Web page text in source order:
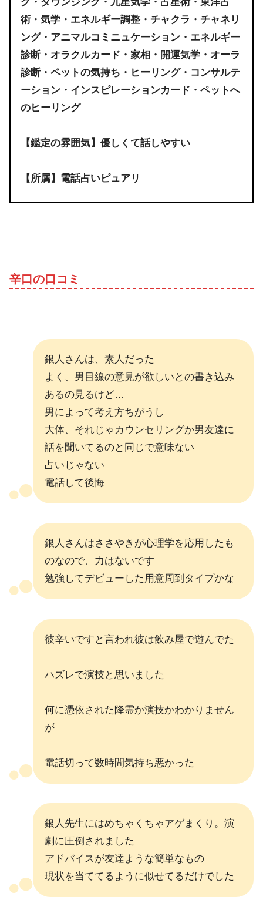
術・気学・エネルギー調整・チャクラ・チャネリ
ング・アニマルコミニュケーション・エネルギー
診断・オラクルカード・家相・開運気学・オーラ
診断・ペットの気持ち・ヒーリング・コンサルテ
ーション・インスピレーションカード・ペットへ
のヒーリング
【鑑定の雰囲気】優しくて話しやすい
【所属】電話占いピュアリ
辛口の口コミ
銀人さんは、素人だった
よく、男目線の意見が欲しいとの書き込み
あるの見るけど…
男によって考え方ちがうし
大体、それじゃカウンセリングか男友達に
話を聞いてるのと同じで意味ない
占いじゃない
電話して後悔
銀人さんはささやきが心理学を応用したも
のなので、力はないです
勉強してデビューした用意周到タイプかな
彼辛いですと言われ彼は飲み屋で遊んでた
ハズレで演技と思いました
何に憑依された降霊か演技かわかりません
が
電話切って数時間気持ち悪かった
銀人先生にはめちゃくちゃアゲまくり。演
劇に圧倒されました
アドバイスが友達ような簡単なもの
現状を当ててるように似せてるだけでした